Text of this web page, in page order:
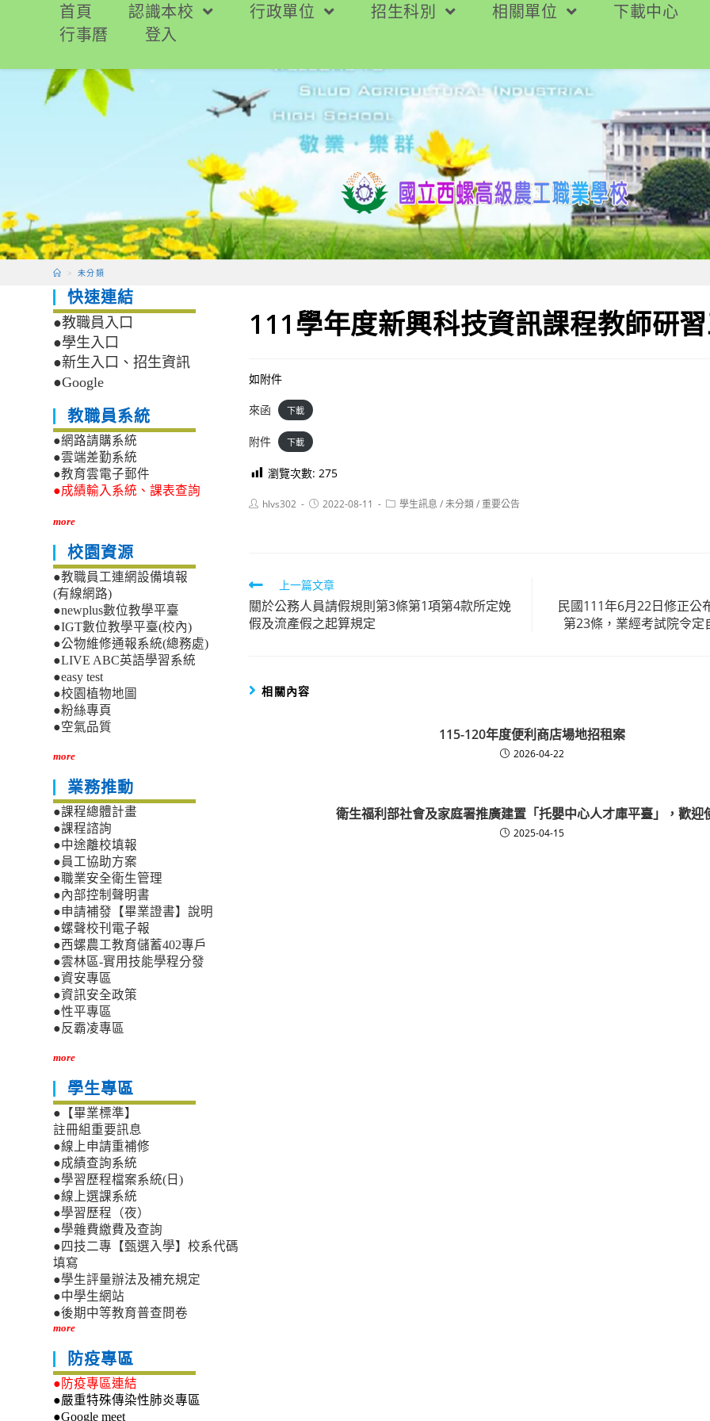
要
首頁 認識本校 行政單位 招生科別 相關單位
下載中心
行事曆
登入
> 未分類
111學年度新興科技資訊課程教師研
如附件
來函 下載
附件 下載
瀏覽次數: 275
Posthlvs302
Post2022-08-11
Post學生訊息 /未分類/重要公告
Read
more
articles
上一篇文章
關於公務人員請假規則第3條第1項第4款所定娩
假及流產假之起算規定
民國111年6月22日修正公
第23條，業經考試院令
相關內容
115-120年度便利商店場地招租案
2026-04-22
衛生福利部社會及家庭署推廣建置「托嬰中心人才庫平臺」，歡迎
2025-04-15
快速連結
●教職員入口
●學生入口
●新生入口、招生資訊
●Google
教職員系統
●網路請購系統
●雲端差勤系統
●教育雲電子郵件
●成績輸入系統、課表查詢
more
校園資源
●教職員工連網設備填報
(有線網路)
●newplus數位教學平臺
●IGT數位教學平臺(校內)
●公物維修通報系統(總務處)
●LIVE ABC英語學習系統
●easy test
●校園植物地圖
●粉絲專頁
●空氣品質
more
業務推動
●課程總體計畫
●課程諮詢
●中途離校填報
●員工協助方案
●職業安全衛生管理
●內部控制聲明書
●申請補發【畢業證書】說明
●螺聲校刊電子報
●西螺農工教育儲蓄402專戶
●雲林區-實用技能學程分發
●資安專區
●資訊安全政策
●性平專區
●反霸凌專區
more
學生專區
●【畢業標準】
註冊組重要訊息
●線上申請重補修
●成績查詢系統
●學習歷程檔案系統(日)
●線上選課系統
●學習歷程（夜）
●學雜費繳費及查詢
●四技二專【甄選入學】校系代碼
填寫
●學生評量辦法及補充規定
●中學生網站
●後期中等教育普查問卷
more
防疫專區
●防疫專區連結
●嚴重特殊傳染性肺炎專區
●Google meet